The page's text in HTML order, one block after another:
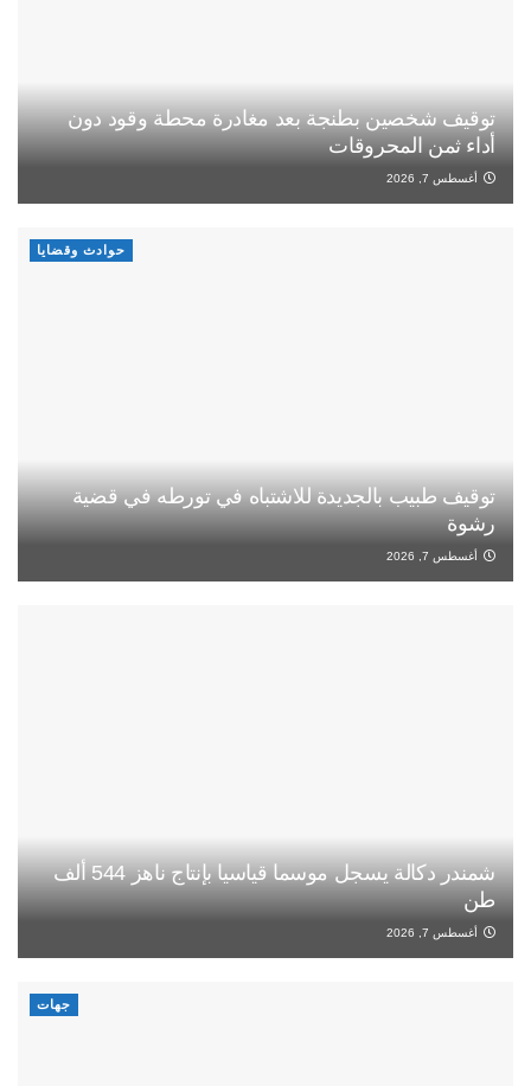
توقيف شخصين بطنجة بعد مغادرة محطة وقود دون
أداء ثمن المحروقات
أغسطس 7, 2026
حوادث وقضايا
توقيف طبيب بالجديدة للاشتباه في تورطه في قضية
رشوة
أغسطس 7, 2026
شمندر دكالة يسجل موسما قياسيا بإنتاج ناهز 544 ألف
طن
أغسطس 7, 2026
جهات